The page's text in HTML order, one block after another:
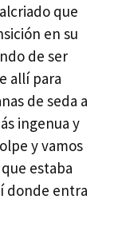
que
en su
de ser
allí para
de seda a
ingenua y
y vamos
estaba
donde entra